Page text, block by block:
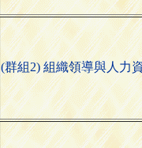
(群組2) 組織領導與人力